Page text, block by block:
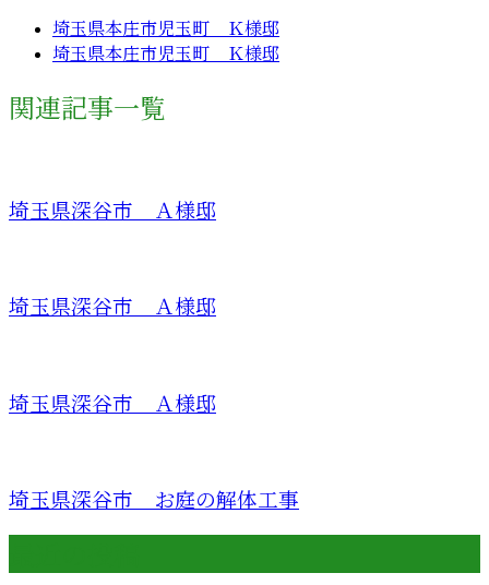
埼玉県本庄市児玉町 Ｋ様邸
埼玉県本庄市児玉町 Ｋ様邸
関連記事一覧
埼玉県深谷市 Ａ様邸
埼玉県深谷市 Ａ様邸
埼玉県深谷市 Ａ様邸
埼玉県深谷市 お庭の解体工事